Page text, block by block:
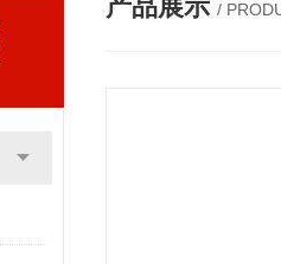
产品展示 /